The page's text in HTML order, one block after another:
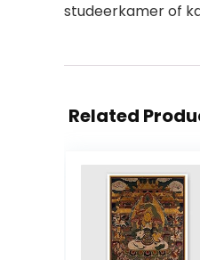
studeerkamer of
Related